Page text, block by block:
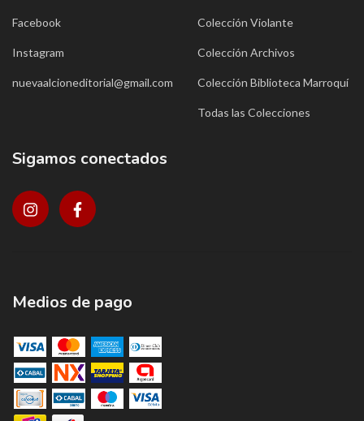
Facebook
Instagram
nuevaalcioneditorial@gmail.com
Colección Violante
Colección Archivos
Colección Biblioteca Marroquí
Todas las Colecciones
Sigamos conectados
Medios de pago